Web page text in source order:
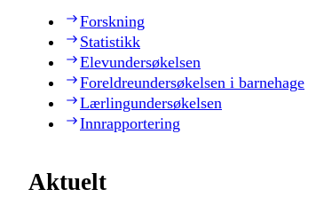
Forskning
Statistikk
Elevundersøkelsen
Foreldreundersøkelsen i barnehage
Lærlingundersøkelsen
Innrapportering
Aktuelt